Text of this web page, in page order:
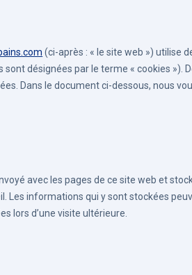
(ci-après : « le site web ») utilise
désignées par le terme « cookies »).
Dans le document ci-dessous, nous
avec les pages de ce site web et
Les informations qui y sont stockées
lors d’une visite ultérieure.